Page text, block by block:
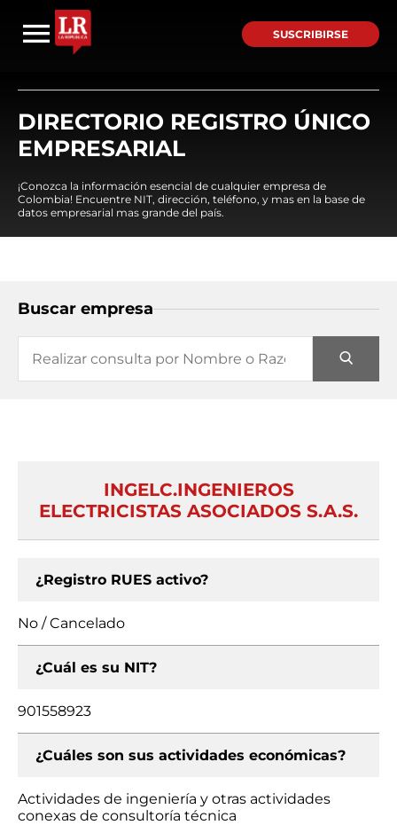
SUSCRIBIRSE
DIRECTORIO REGISTRO ÚNICO
EMPRESARIAL
¡Conozca la información esencial de cualquier empresa de
Colombia! Encuentre NIT, dirección, teléfono, y mas en la base de
datos empresarial mas grande del país.
Buscar empresa
INGELC.INGENIEROS
ELECTRICISTAS ASOCIADOS S.A.S.
¿Registro RUES activo?
No / Cancelado
¿Cuál es su NIT?
901558923
¿Cuáles son sus actividades económicas?
Actividades de ingeniería y otras actividades
conexas de consultoría técnica